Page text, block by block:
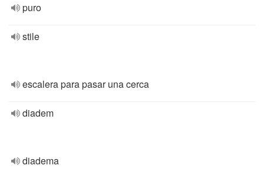
puro
stile
escalera para pasar una cerca
diadem
diadema